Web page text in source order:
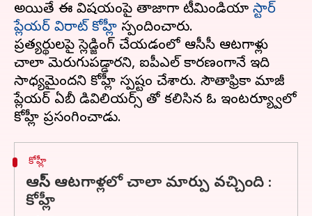
అయితే ఈ విషయంపై తాజాగా టీమిండియా స్టార్
ప్లేయర్ విరాట్ కోహ్లీ స్పందించారు.
ప్రత్యర్థులపై స్లెడ్జింగ్ చేయడంలో ఆసీసీ ఆటగాళ్లు
చాలా మెరుగుపడ్డారని, ఐపీఎల్ కారణంగానే ఇది
సాధ్యమైందని కోహ్లీ స్పష్టం చేశారు. సౌతాఫ్రికా మాజీ
ప్లేయర్ ఏబీ డివిలియర్స్ తో కలిసిన ఓ ఇంటర్య్వూలో
కోహ్లీ
ఆసీస్ ఆటగాళ్లలో చాలా మార్పు వచ్చింది :
కోహ్లీ